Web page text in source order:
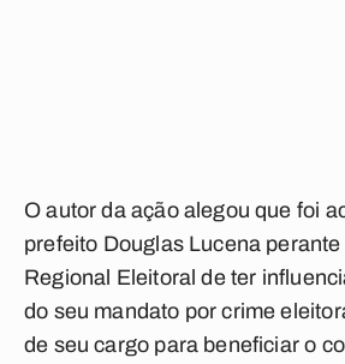
O autor da ação alegou que foi
prefeito Douglas Lucena
Regional Eleitoral de ter
do seu mandato por crime
de seu cargo para beneficiar o